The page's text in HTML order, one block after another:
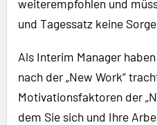
weiterempfohlen und
und Tagessatz keine
Als Interim Manager
nach der „New Work“
Motivationsfaktoren der
dem Sie sich und Ihre